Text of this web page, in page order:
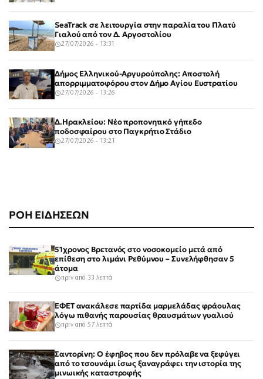
ΡΟΗ ΕΙΔΗΣΕΩΝ
51χρονος Βρετανός στο νοσοκομείο μετά από
επίθεση στο λιμάνι Ρεθύμνου – Συνελήφθησαν 5
άτομα
πριν από 33 λεπτά
ΕΦΕΤ ανακάλεσε παρτίδα μαρμελάδας φράουλας
λόγω πιθανής παρουσίας θραυσμάτων γυαλιού
πριν από 57 λεπτά
Σαντορίνη: Ο έφηβος που δεν πρόλαβε να ξεφύγει
από το τσουνάμι ίσως ξαναγράφει την ιστορία της
μινωικής καταστροφής
SeaTrack σε λειτουργία στην παραλία του Πλατύ
Γιαλού από τον Δ. Αργοστολίου
27/07/2026 - 13:31
Δήμος Ελληνικού-Αργυρούπολης: Αποστολή
απορριμματοφόρου στον Δήμο Αγίου Ευστρατίου
27/07/2026 - 13:26
Δ.Ηρακλείου: Νέο προπονητικό γήπεδο
ποδοσφαίρου στο Παγκρήτιο Στάδιο
27/07/2026 - 13:21